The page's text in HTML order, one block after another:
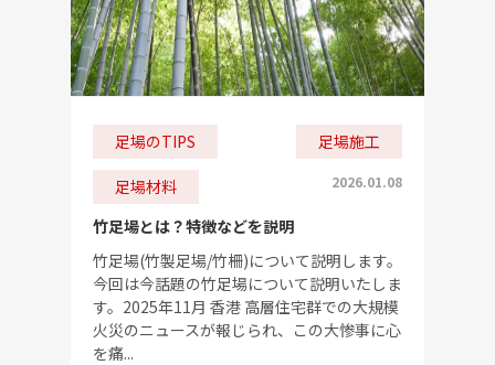
足場のTIPS 足場施工
足場材料 2026.01.08
竹足場とは？特徴などを説明
竹足場(竹製足場/竹柵)について説明します。
今回は今話題の竹足場について説明いたしま
す。2025年11月 香港 高層住宅群での大規模
火災のニュースが報じられ、この大惨事に心
を痛...